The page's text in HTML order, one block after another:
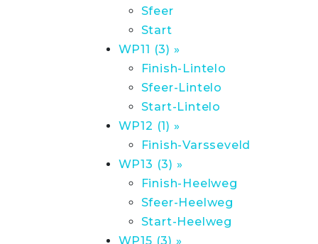
Sfeer
Start
WP11 (3) »
Finish-Lintelo
Sfeer-Lintelo
Start-Lintelo
WP12 (1) »
Finish-Varsseveld
WP13 (3) »
Finish-Heelweg
Sfeer-Heelweg
Start-Heelweg
WP15 (3) »